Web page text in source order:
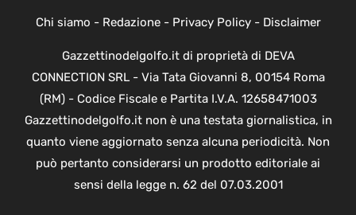
Chi siamo - Redazione- Privacy Policy- Disclaimer
Gazzettinodelgolfo.it di proprietà di DEVA
CONNECTION SRL - Via Tata Giovanni 8, 00154 Roma
(RM) - Codice Fiscale e Partita I.V.A. 12658471003
Gazzettinodelgolfo.it non è una testata giornalistica, in
quanto viene aggiornato senza alcuna periodicità. Non
può pertanto considerarsi un prodotto editoriale ai
sensi della legge n. 62 del 07.03.2001